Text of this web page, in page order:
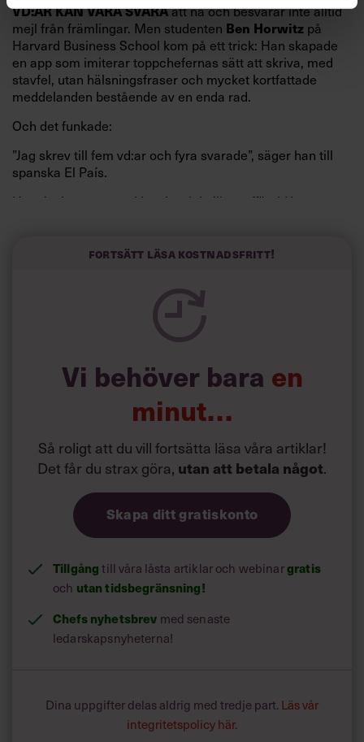
VD:AR KAN VARA SVÅRAatt nå och besvarar inte alltid
mejl från främlingar. Men studenten Ben Horwitz på
Harvard Business School kom på ett trick: Han skapade
en app som imiterar toppchefernas sätt att skriva, med
stavfel, utan hälsningsfraser och mycket kortfattade
meddelanden bestående av en enda rad.
Och det funkade:
”Jag skrev till fem vd:ar och fyra svarade”, säger han till
spanska El País.
Horwitz har nu utvecklat sitt trick till en affärsidé: appen
kortfattat slarviga vd-stilen.
Fortsätt läsa kostnadsfritt!
Vi behöver bara en
minut…
Så roligt att du vill fortsätta läsa våra artiklar!
Det får du strax göra, utan att betala något.
Skapa ditt gratiskonto
Tillgångtill våra låsta artiklar och webinargratis
och utan tidsbegränsning!
Chefs nyhetsbrev med senaste
ledarskapsnyheterna!
Dina uppgifter delas aldrig med tredje part. Läs vår
integritetspolicy här.